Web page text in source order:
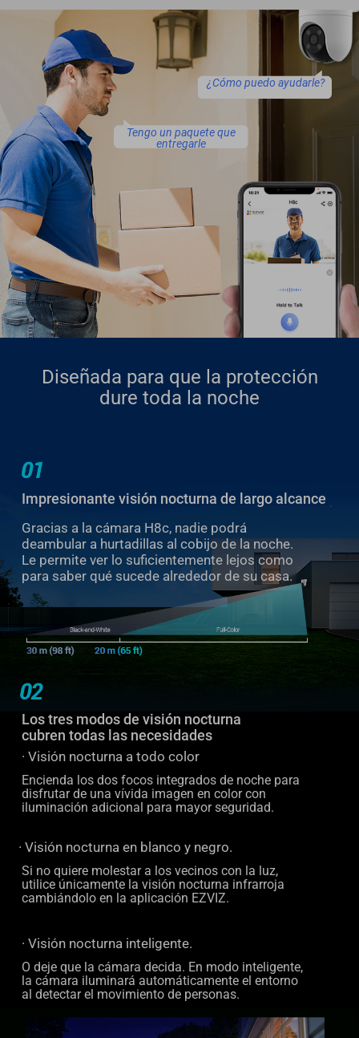
¿Cómo puedo ayudarle?
Tengo un paquete que
entregarle
Diseñada para que la protección
dure toda la noche
Impresionante visión nocturna de largo alcance
Gracias a la cámara H8c, nadie podrá
deambular a hurtadillas al cobijo de la noche.
Le permite ver lo suficientemente lejos como
para saber qué sucede alrededor de su casa.
Los tres modos de visión nocturna
cubren todas las necesidades
· Visión nocturna a todo color
· Visión nocturna en blanco y negro.
· Visión nocturna inteligente.
Encienda los dos focos integrados de noche para
disfrutar de una vívida imagen en color con
iluminación adicional para mayor seguridad.
Si no quiere molestar a los vecinos con la luz,
utilice únicamente la visión nocturna infrarroja
cambiándolo en la aplicación EZVIZ.
O deje que la cámara decida. En modo inteligente,
la cámara iluminará automáticamente el entorno
al detectar el movimiento de personas.